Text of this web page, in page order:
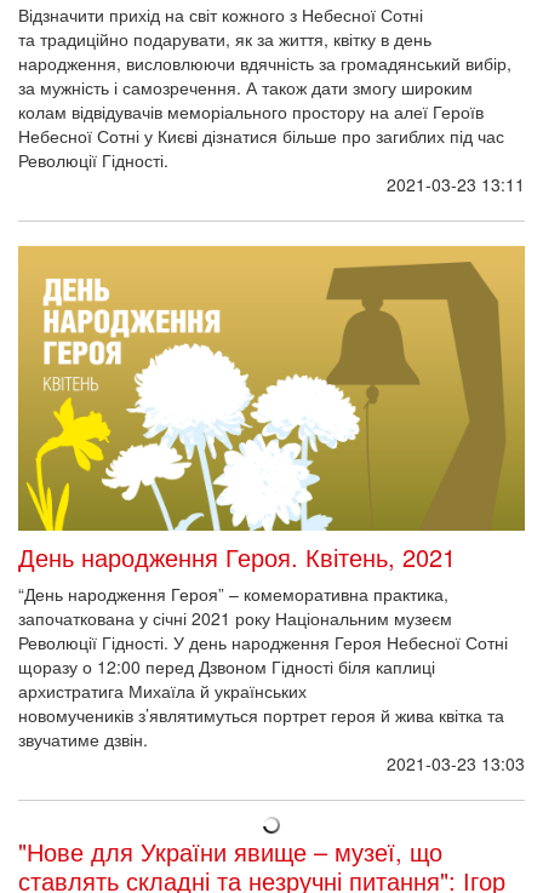
Відзначити прихід на світ кожного з Небесної Сотні
та традиційно подарувати, як за життя, квітку в день
народження, висловлюючи вдячність за громадянський вибір,
за мужність і самозречення. А також дати змогу широким
колам відвідувачів меморіального простору на алеї Героїв
Небесної Сотні у Києві дізнатися більше про загиблих під час
Революції Гідності.
2021-03-23 13:11
День народження Героя. Квітень, 2021
“День народження Героя” – комеморативна практика,
започаткована у січні 2021 року Національним музеєм
Революції Гідності. У день народження Героя Небесної Сотні
щоразу о 12:00 перед Дзвоном Гідності біля каплиці
архистратига Михаїла й українських
новомучеників з’являтимуться портрет героя й жива квітка та
звучатиме дзвін.
2021-03-23 13:03
"Нове для України явище – музеї, що
ставлять складні та незручні питання": Ігор